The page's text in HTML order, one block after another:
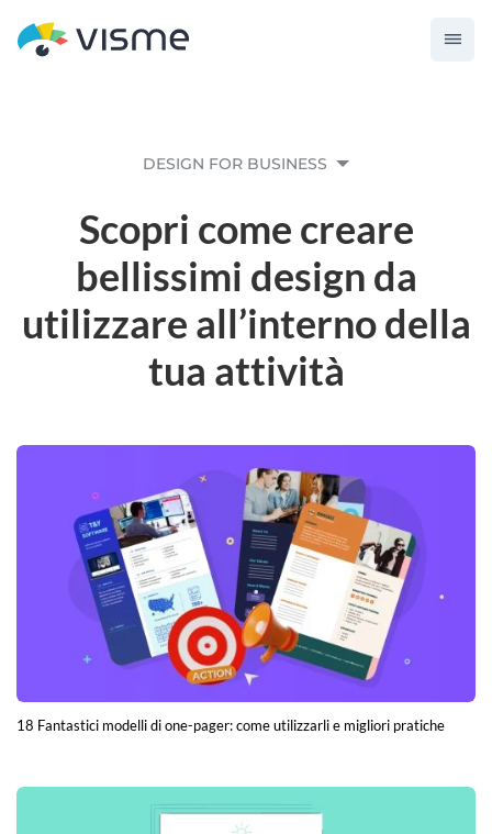
DESIGN FOR BUSINESS
Scopri come creare
bellissimi design da
utilizzare all’interno della
tua attività
18 Fantastici modelli di one-pager: come utilizzarli e migliori pratiche